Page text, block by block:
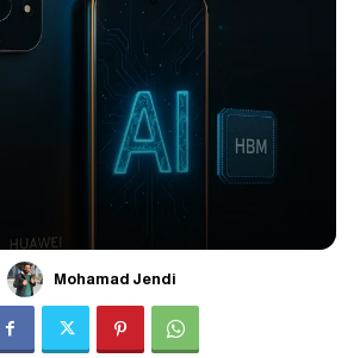
Mohamad Jendi